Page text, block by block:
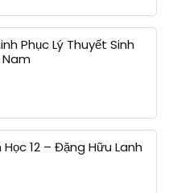
Phục Lý Thuyết Sinh
Học 12 – Đặng Hữu Lanh